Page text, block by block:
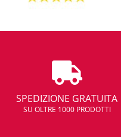
SPEDIZIONE GRATUITA
SU OLTRE 1000 PRODOTTI